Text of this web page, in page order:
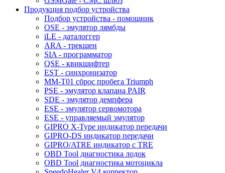
Продукция подбор устройства
Подбор устройства - помощник
OSE - эмулятор лямбды
iLE - даталоггер
ARA - трекшен
SIA - программатор
QSE - квикшифтер
EST - синхронизатор
MM-T01 сброс пробега Triumph
PSE - эмулятор клапана PAIR
SDE - эмулятор демпфера
ESE - эмулятор сервомотора
ESE - управляемый эмулятор
GIPRO X-Type индикатор передачи
GIPRO-DS индикатор передачи
GIPRO/ATRE индикатор с TRE
OBD Tool диагностика лодок
OBD Tool диагностика мотоцикла